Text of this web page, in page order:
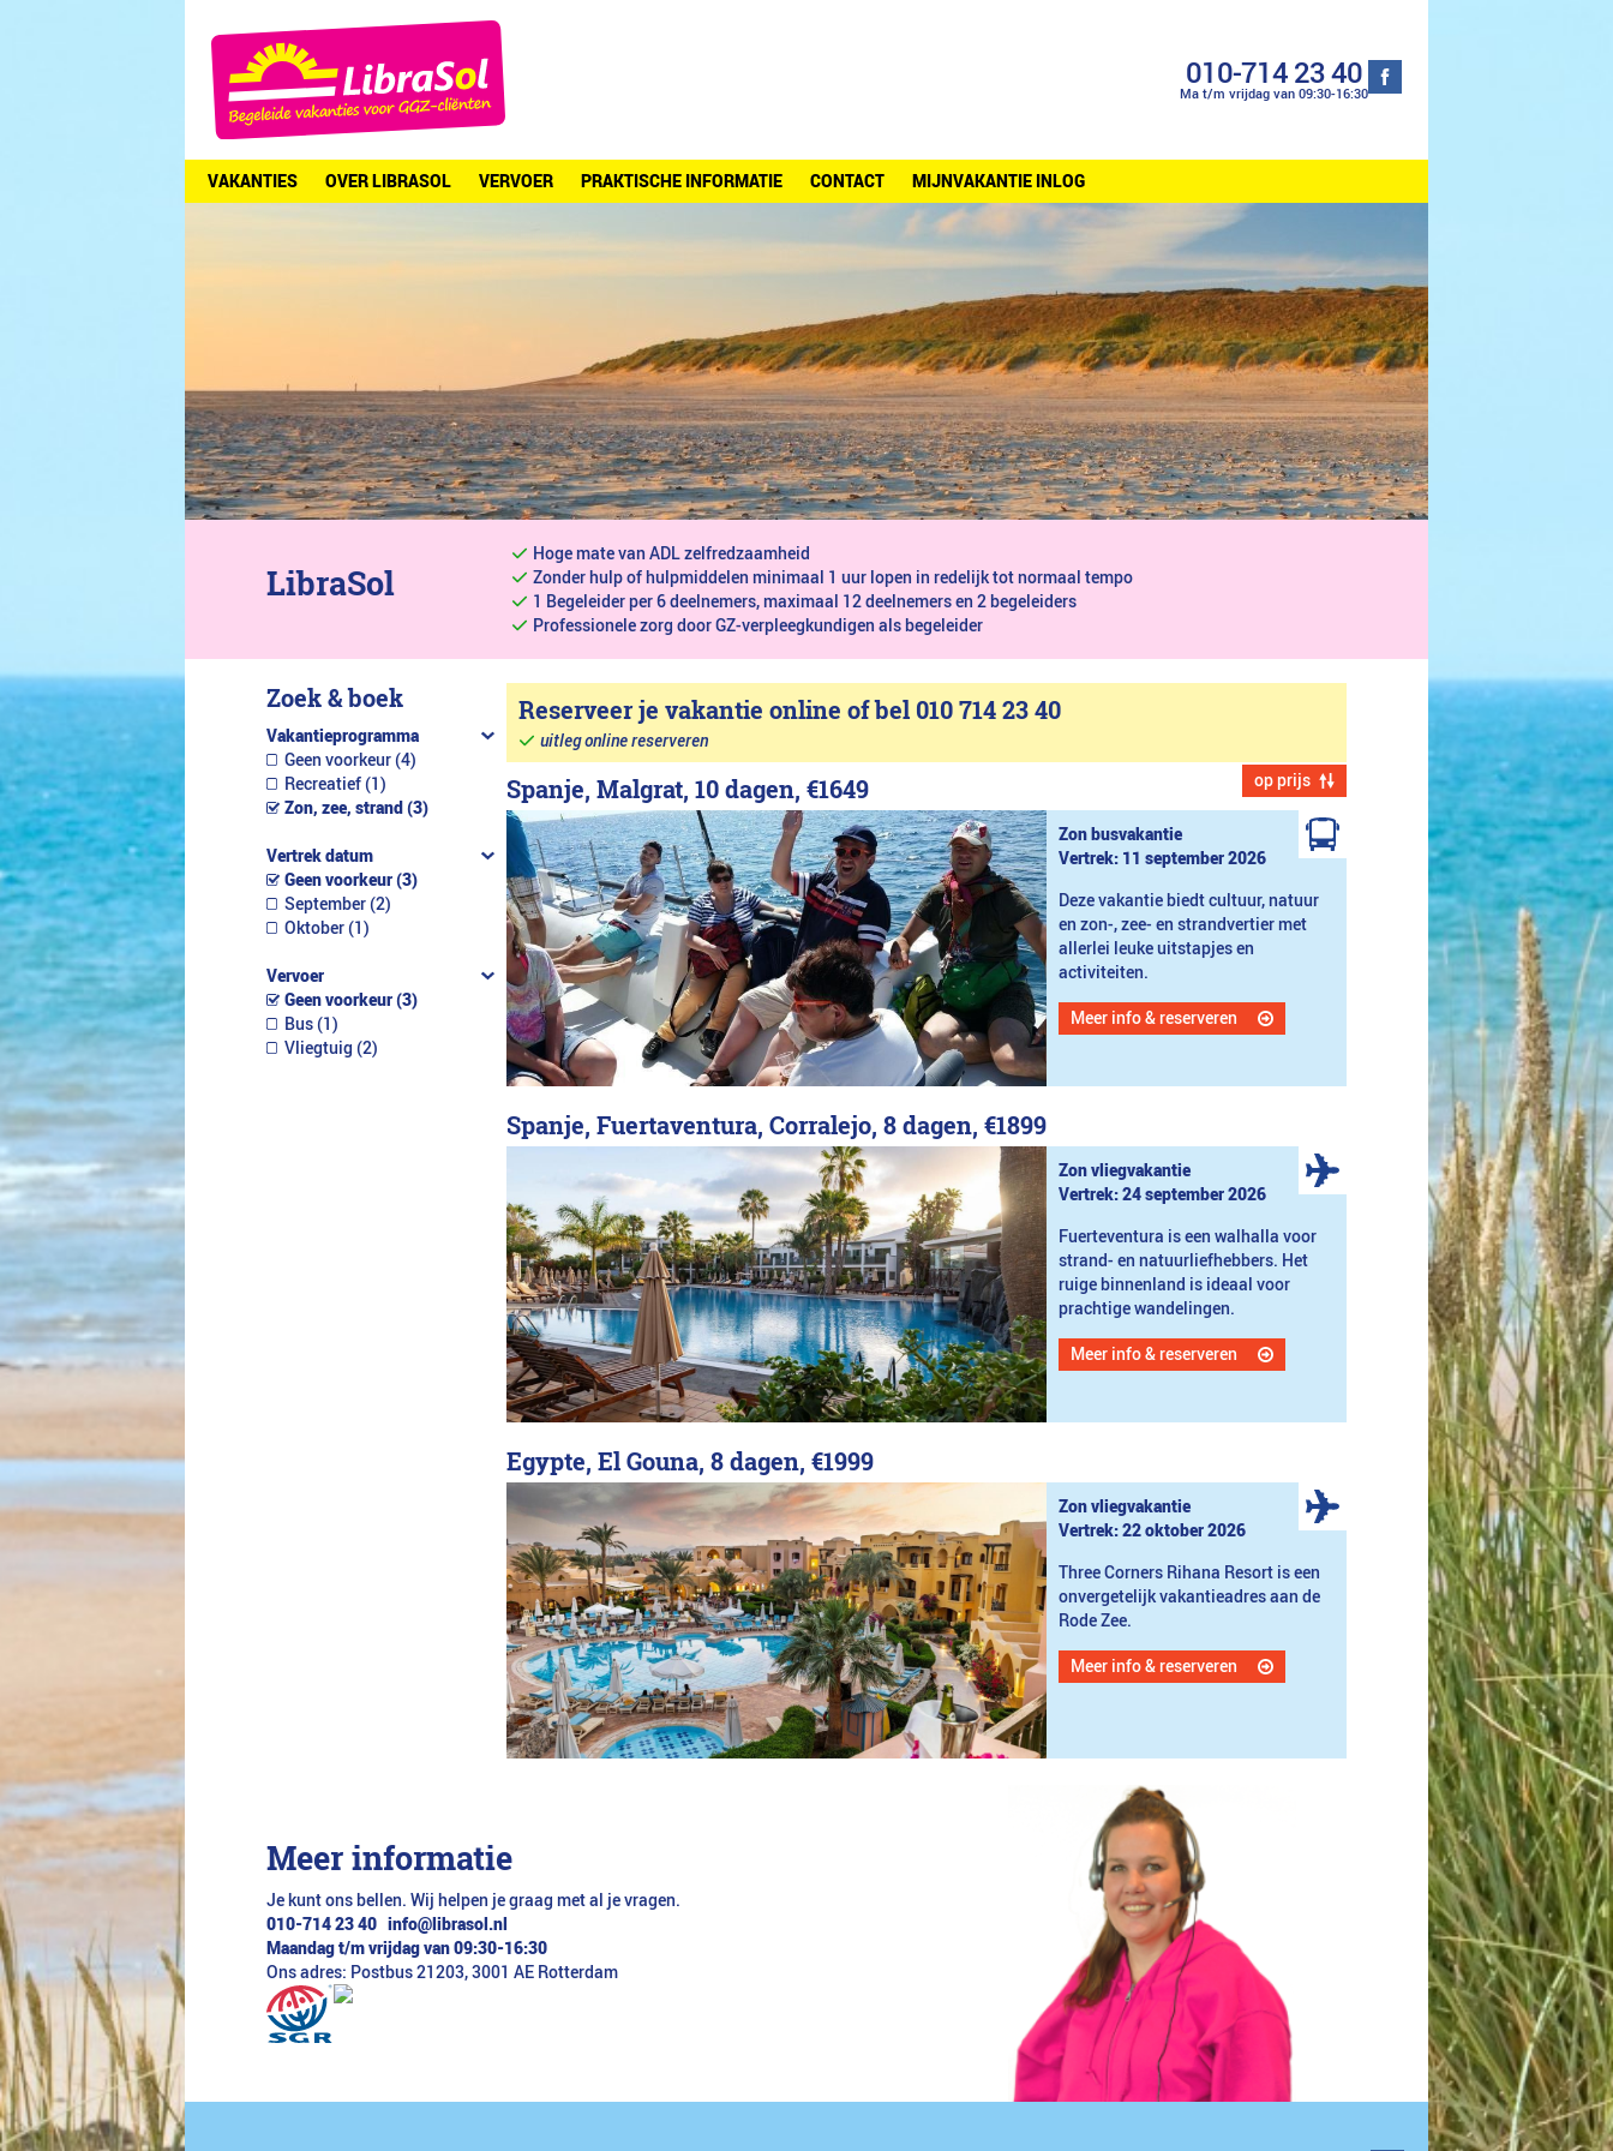
010-714 23 40
Ma t/m vrijdag van 09:30-16:30
VAKANTIES OVER LIBRASOL VERVOER PRAKTISCHE INFORMATIE CONTACT MIJNVAKANTIE INLOG
LibraSol
Hoge mate van ADL zelfredzaamheid
Zonder hulp of hulpmiddelen minimaal 1 uur lopen in redelijk tot normaal tempo
1 Begeleider per 6 deelnemers, maximaal 12 deelnemers en 2 begeleiders
Professionele zorg door GZ-verpleegkundigen als begeleider
Zoek & boek
Vakantieprogramma
Geen voorkeur (4)
Recreatief (1)
Zon, zee, strand (3)
Vertrek datum
Geen voorkeur (3)
September (2)
Oktober (1)
Vervoer
Geen voorkeur (3)
Bus (1)
Vliegtuig (2)
Reserveer je vakantie online of bel 010 714 23 40
uitleg online reserveren
op prijs
Spanje, Malgrat, 10 dagen, €1649
Zon busvakantie
Vertrek: 11 september 2026
Deze vakantie biedt cultuur, natuur
en zon-, zee- en strandvertier met
allerlei leuke uitstapjes en
activiteiten.
Meer info & reserveren
Spanje, Fuertaventura, Corralejo, 8 dagen, €1899
Zon vliegvakantie
Vertrek: 24 september 2026
Fuerteventura is een walhalla voor
strand- en natuurliefhebbers. Het
ruige binnenland is ideaal voor
prachtige wandelingen.
Meer info & reserveren
Egypte, El Gouna, 8 dagen, €1999
Zon vliegvakantie
Vertrek: 22 oktober 2026
Three Corners Rihana Resort is een
onvergetelijk vakantieadres aan de
Rode Zee.
Meer info & reserveren
Meer informatie
Je kunt ons bellen. Wij helpen je graag met al je vragen.
010-714 23 40 info@librasol.nl
Maandag t/m vrijdag van 09:30-16:30
Ons adres: Postbus 21203, 3001 AE Rotterdam